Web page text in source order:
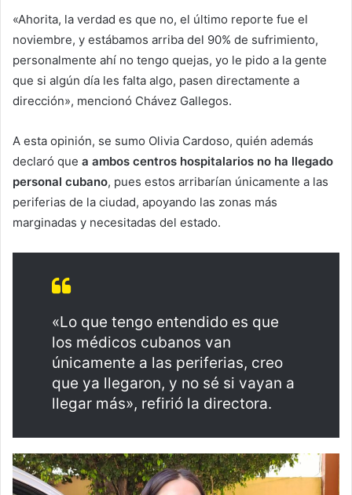
«Ahorita, la verdad es que no, el último reporte fue el
noviembre, y estábamos arriba del 90% de sufrimiento,
personalmente ahí no tengo quejas, yo le pido a la gente
que si algún día les falta algo, pasen directamente a
dirección», mencionó Chávez Gallegos.
A esta opinión, se sumo Olivia Cardoso, quién además
declaró que a ambos centros hospitalarios no ha llegado
personal cubano, pues estos arribarían únicamente a las
periferias de la ciudad, apoyando las zonas más
marginadas y necesitadas del estado.
«Lo que tengo entendido es que
los médicos cubanos van
únicamente a las periferias, creo
que ya llegaron, y no sé si vayan a
llegar más», refirió la directora.